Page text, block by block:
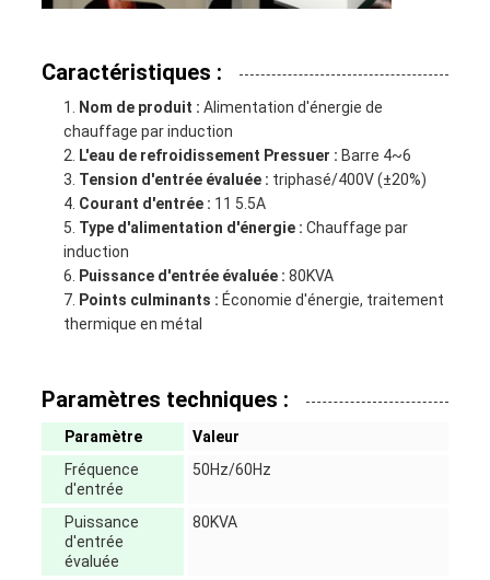
Caractéristiques :
Nom de produit : Alimentation d'énergie de
chauffage par induction
L'eau de refroidissement Pressuer : Barre 4~6
Tension d'entrée évaluée : triphasé/400V (±20%)
Courant d'entrée : 11 5.5A
Type d'alimentation d'énergie : Chauffage par
induction
Puissance d'entrée évaluée : 80KVA
Points culminants : Économie d'énergie, traitement
thermique en métal
Paramètres techniques :
Paramètre
Valeur
Fréquence
d'entrée
50Hz/60Hz
Puissance
d'entrée
évaluée
80KVA